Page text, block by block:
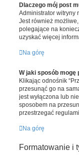
Dlaczego mój post
Administrator witryny
Jest również
polegające na
uzyskać więcej
Na górę
W jaki sposób mogę
Klikając odnośnik
przesunąć go na
jest wyłączona lub
sposobem na
przestrzegać
Na górę
Formatowanie i